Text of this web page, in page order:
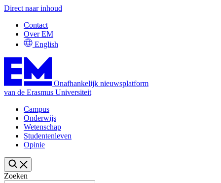
Direct naar inhoud
Contact
Over EM
English
Onafhankelijk nieuwsplatform
van de Erasmus Universiteit
Campus
Onderwijs
Wetenschap
Studentenleven
Opinie
Zoeken